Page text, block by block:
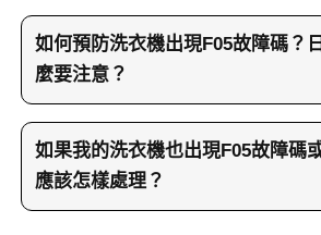
兵團師傅首先會進行斷電重置來清
測試洗衣機的入水和排水功能。師
試，讓洗衣機進入滿水狀態後切換
查排水泵的運作情況。接著會將洗
件。如果排水泵出現老化現象，維
碼和三口螺絲，小心拔掉電線插頭
如何預防洗衣機出現F05故障碼？
麼要注意？
要預防洗衣機出現F05故障碼，最
仔細檢查衣物口袋，確保沒有硬幣
等異物。這些物件在洗衣過程中容
統，雖然不會立即造成明顯故障，
如果我的洗衣機也出現F05故障碼
應該怎樣處理？